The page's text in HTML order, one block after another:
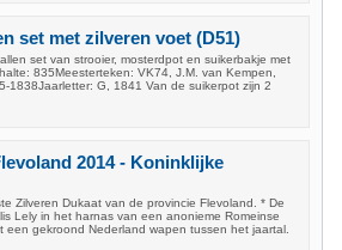
set met zilveren voet (D51)
set van strooier, mosterdpot en suikerbakje met
835Meesterteken: VK74, J.M. van Kempen,
1838Jaarletter: G, 1841 Van de suikerpot zijn 2
2014 - Koninklijke
Zilveren Dukaat van de provincie Flevoland. * De
Lely in het harnas van een anonieme Romeinse
een gekroond Nederland wapen tussen het jaartal.